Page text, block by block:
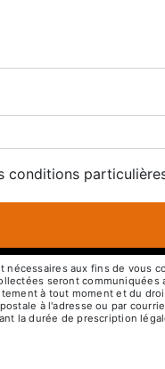
conditions
aux fins de vous
seront
à tout moment et du
à l'adresse ou par
la durée de prescription